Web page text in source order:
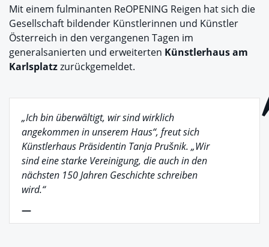
Mit einem fulminanten ReOPENING Reigen hat sich die
Gesellschaft bildender Künstlerinnen und Künstler
Österreich in den vergangenen Tagen im
generalsanierten und erweiterten Künstlerhaus am
Karlsplatzzurückgemeldet.
„Ich bin überwältigt, wir sind wirklich
angekommen in unserem Haus“, freut sich
Künstlerhaus Präsidentin Tanja Prušnik. „Wir
sind eine starke Vereinigung, die auch in den
nächsten 150 Jahren Geschichte schreiben
wird.“
—